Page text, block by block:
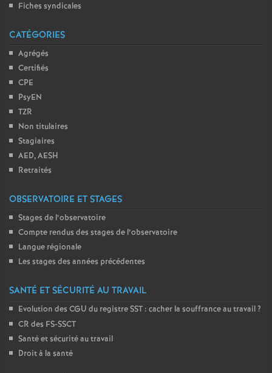
Fiches syndicales
CATÉGORIES
Agrégés
Certifiés
CPE
PsyEN
TZR
Non titulaires
Stagiaires
AED, AESH
Retraités
OBSERVATOIRE ET STAGES
Stages de l’observatoire
Compte rendus des stages de l’observatoire
Langue régionale
Les stages des années précédentes
SANTÉ ET SÉCURITÉ AU TRAVAIL
Evolution des CGU du registre SST : cacher la souffrance au travail?
CR des FS-SSCT
Santé et sécurité au travail
Droit à la santé